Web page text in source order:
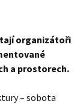
organizátoři
a prostorech.
– sobota